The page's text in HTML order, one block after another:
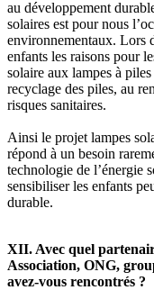
au développement
solaires est pour nous
environnementaux. Lors
enfants les raisons pour
solaire aux lampes à
recyclage des piles, au
risques sanitaires.
Ainsi le projet lampes
répond à un besoin
technologie de l’énergie
sensibiliser les enfants
durable.
XII. Avec quel
Association, ONG,
avez-vous rencontrés ?